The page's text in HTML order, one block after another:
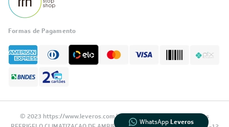
Formas de Pagamento
© 2023 https://www.leveros.com.br Todos os diretitos reservados
WhatsAppLeveros
Fale com a LIA